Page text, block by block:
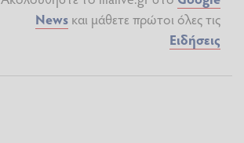
News και μάθετε πρώτοι όλες τις
Ειδήσεις